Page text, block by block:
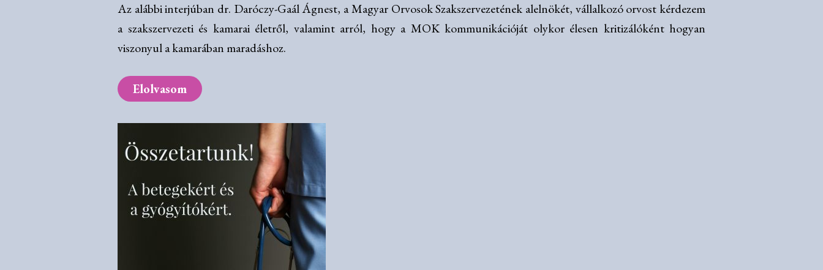
Az alábbi interjúban dr. Daróczy-Gaál Ágnest, a Magyar Orvosok Szakszervezetének alelnökét, vállalkozó orvost kérdezem
a szakszervezeti és kamarai életről, valamint arról, hogy a MOK kommunikációját olykor élesen kritizálóként hogyan
viszonyul a kamarában maradáshoz.
Elolvasom